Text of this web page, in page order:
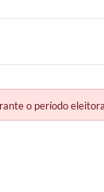
o período